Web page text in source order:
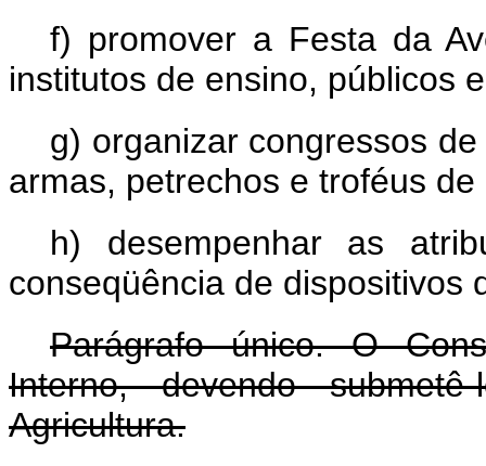
f) promover a Festa da
institutos de ensino, públicos
g) organizar congressos
armas, petrechos e troféus de
h) desempenhar as
conseqüência de dispositivos
Parágrafo único. O
Interno, devendo
Agricultura.